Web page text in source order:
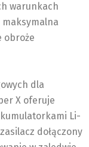
warunkach
maksymalna
obroże
dla
X oferuje
Li-
dołączony